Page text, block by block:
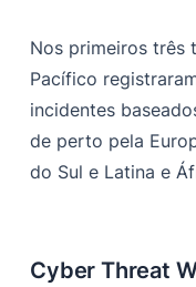
Nos primeiros três
Pacífico
incidentes
de perto pela
do Sul e Latina e
Cyber Threat